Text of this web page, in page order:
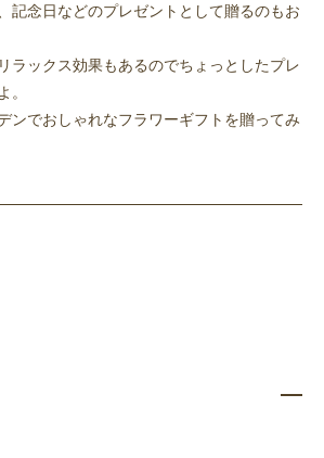
記念日などのプレゼントとして贈るのもお
ラックス効果もあるのでちょっとしたプレ
。
ンでおしゃれなフラワーギフトを贈ってみ